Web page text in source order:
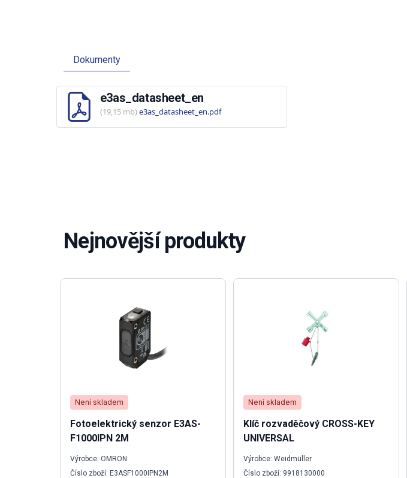
Dokumenty
e3as_datasheet_en
(19,15 mb)e3as_datasheet_en.pdf
Nejnovější produkty
Není skladem
Fotoelektrický senzor E3AS-
F1000IPN 2M
Výrobce: OMRON
Číslo zboží: E3ASF1000IPN2M
Není skladem
Klíč rozvaděčový CROSS-KEY
UNIVERSAL
Výrobce: Weidmüller
Číslo zboží: 9918130000